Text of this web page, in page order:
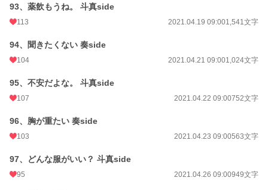
93、薬飲もうね。 斗真side
113 2021.04.19 09:001,541文字
94、聞きたくない 奏side
104 2021.04.21 09:001,024文字
95、不安だよな。 斗真side
107 2021.04.22 09:00752文字
96、胸が重たい 奏side
103 2021.04.23 09:00563文字
97、どんな服がいい？ 斗真side
95 2021.04.26 09:00949文字